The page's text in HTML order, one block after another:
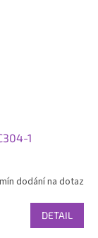
1
dodání na dotaz
DETAIL